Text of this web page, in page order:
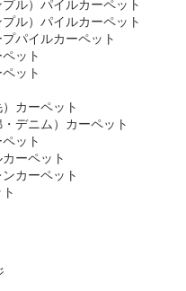
ル）パイルカーペット
ル）パイルカーペット
パイルカーペット
ット
ット
カーペット
デニム）カーペット
ット
ーペット
カーペット